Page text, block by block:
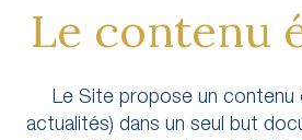
Le contenu
Le Site propose un contenu
actualités) dans un seul but